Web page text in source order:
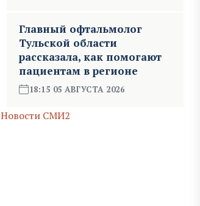
Главный офтальмолог
Тульской области
рассказала, как помогают
пациентам в регионе
18:15 05 АВГУСТА 2026
Новости СМИ2